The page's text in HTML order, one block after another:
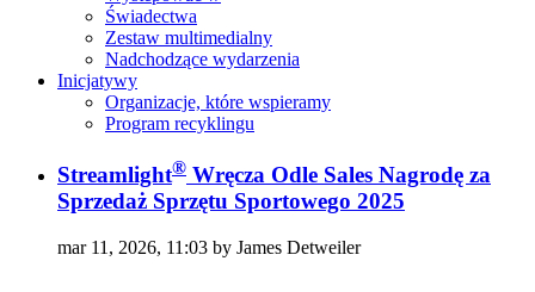
Świadectwa
Zestaw multimedialny
Nadchodzące wydarzenia
Inicjatywy
Organizacje, które wspieramy
Program recyklingu
Streamlight® Wręcza Odle Sales Nagrodę za
Sprzedaż Sprzętu Sportowego 2025
mar 11, 2026, 11:03 by James Detweiler